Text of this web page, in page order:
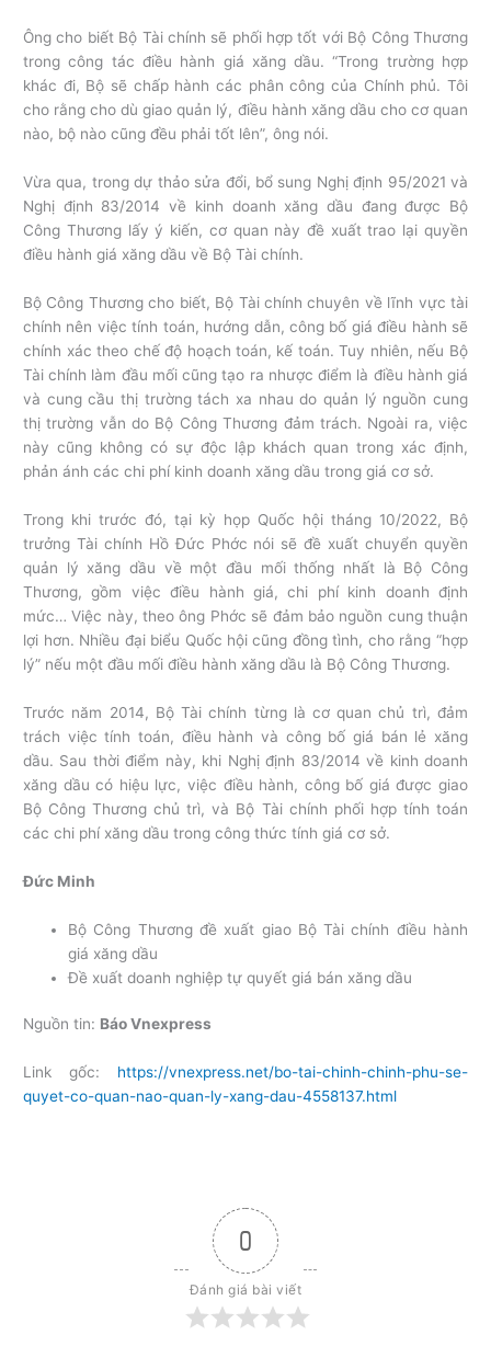
Ông cho biết Bộ Tài chính sẽ phối hợp tốt với Bộ Công Thương
trong công tác điều hành giá xăng dầu. “Trong trường hợp
khác đi, Bộ sẽ chấp hành các phân công của Chính phủ. Tôi
cho rằng cho dù giao quản lý, điều hành xăng dầu cho cơ quan
nào, bộ nào cũng đều phải tốt lên”, ông nói.
Vừa qua, trong dự thảo sửa đổi, bổ sung Nghị định 95/2021 và
Nghị định 83/2014 về kinh doanh xăng dầu đang được Bộ
Công Thương lấy ý kiến, cơ quan này đề xuất trao lại quyền
điều hành giá xăng dầu về Bộ Tài chính.
Bộ Công Thương cho biết, Bộ Tài chính chuyên về lĩnh vực tài
chính nên việc tính toán, hướng dẫn, công bố giá điều hành sẽ
chính xác theo chế độ hoạch toán, kế toán. Tuy nhiên, nếu Bộ
Tài chính làm đầu mối cũng tạo ra nhược điểm là điều hành giá
và cung cầu thị trường tách xa nhau do quản lý nguồn cung
thị trường vẫn do Bộ Công Thương đảm trách. Ngoài ra, việc
này cũng không có sự độc lập khách quan trong xác định,
phản ánh các chi phí kinh doanh xăng dầu trong giá cơ sở.
Trong khi trước đó, tại kỳ họp Quốc hội tháng 10/2022, Bộ
trưởng Tài chính Hồ Đức Phớc nói sẽ đề xuất chuyển quyền
quản lý xăng dầu về một đầu mối thống nhất là Bộ Công
Thương, gồm việc điều hành giá, chi phí kinh doanh định
mức… Việc này, theo ông Phớc sẽ đảm bảo nguồn cung thuận
lợi hơn. Nhiều đại biểu Quốc hội cũng đồng tình, cho rằng “hợp
lý” nếu một đầu mối điều hành xăng dầu là Bộ Công Thương.
Trước năm 2014, Bộ Tài chính từng là cơ quan chủ trì, đảm
trách việc tính toán, điều hành và công bố giá bán lẻ xăng
dầu. Sau thời điểm này, khi Nghị định 83/2014 về kinh doanh
xăng dầu có hiệu lực, việc điều hành, công bố giá được giao
Bộ Công Thương chủ trì, và Bộ Tài chính phối hợp tính toán
các chi phí xăng dầu trong công thức tính giá cơ sở.
Đức Minh
Bộ Công Thương đề xuất giao Bộ Tài chính điều hành
giá xăng dầu
Đề xuất doanh nghiệp tự quyết giá bán xăng dầu
Nguồn tin: Báo Vnexpress
Link gốc: https://vnexpress.net/bo-tai-chinh-chinh-phu-se-
quyet-co-quan-nao-quan-ly-xang-dau-4558137.html
0
Đánh giá bài viết